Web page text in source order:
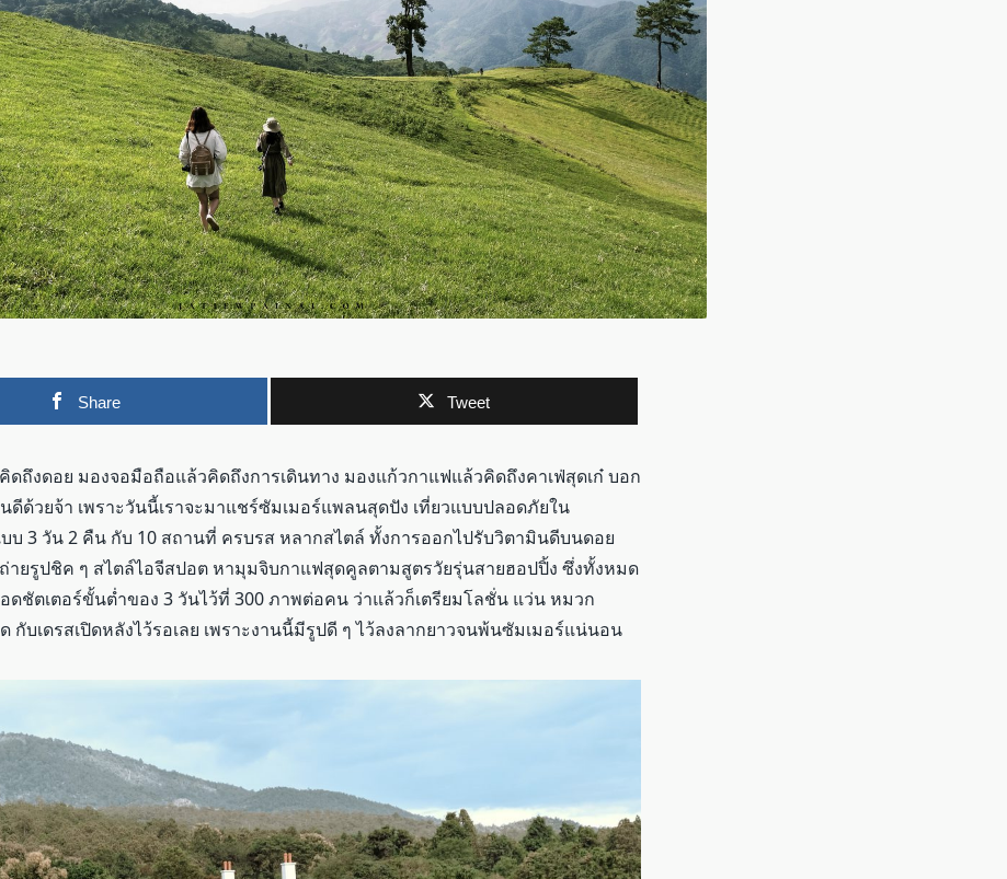
Share Tweet
ดถึงดอย มองจอมือถือแล้วคิดถึงการเดินทาง มองแก้วกาแฟแล้วคิดถึงคาเฟ่สุดเก๋ บอก
ดีด้วยจ้า เพราะวันนี้เราจะมาแชร์ซัมเมอร์แพลนสุดปัง เที่ยวแบบปลอดภัยใน
บ 3 วัน 2 คืน กับ 10 สถานที่ ครบรส หลากสไตล์ ทั้งการออกไปรับวิตามินดีบนดอย
ถ่ายรูปชิค ๆ สไตล์ไอจีสปอต หามุมจิบกาแฟสุดคูลตามสูตรวัยรุ่นสายฮอปปิ้ง ซึ่งทั้งหมด
ดชัตเตอร์ขั้นต่ำของ 3 วันไว้ที่ 300 ภาพต่อคน ว่าแล้วก็เตรียมโลชั่น แว่น หมวก
กับเดรสเปิดหลังไว้รอเลย เพราะงานนี้มีรูปดี ๆ ไว้ลงลากยาวจนพ้นซัมเมอร์แน่นอน